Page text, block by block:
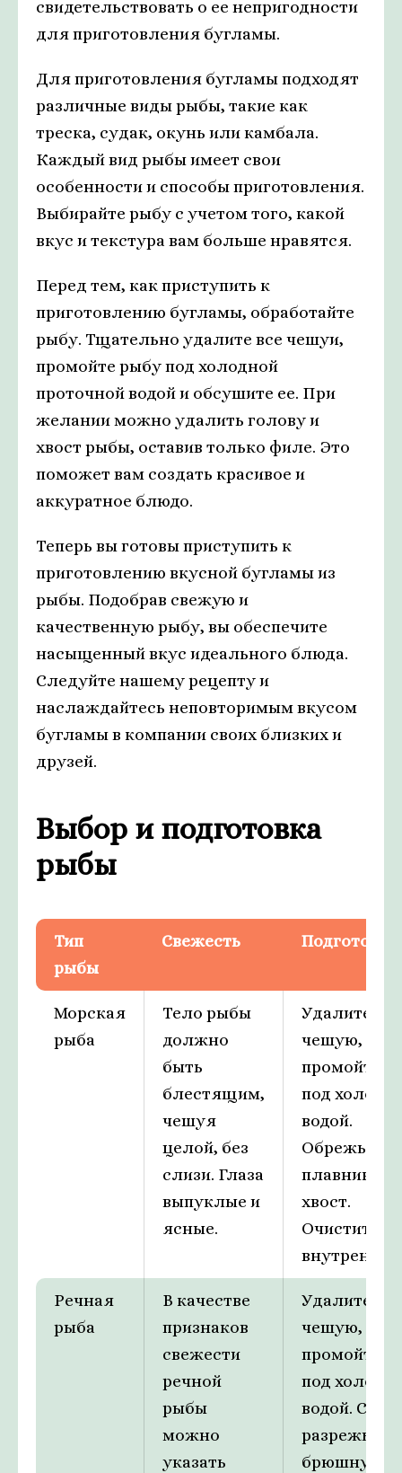
свидетельствовать о ее непригодности
для приготовления бугламы.
Для приготовления бугламы подходят
различные виды рыбы, такие как
треска, судак, окунь или камбала.
Каждый вид рыбы имеет свои
особенности и способы приготовления.
Выбирайте рыбу с учетом того, какой
вкус и текстура вам больше нравятся.
Перед тем, как приступить к
приготовлению бугламы, обработайте
рыбу. Тщательно удалите все чешуи,
промойте рыбу под холодной
проточной водой и обсушите ее. При
желании можно удалить голову и
хвост рыбы, оставив только филе. Это
поможет вам создать красивое и
аккуратное блюдо.
Теперь вы готовы приступить к
приготовлению вкусной бугламы из
рыбы. Подобрав свежую и
качественную рыбу, вы обеспечите
насыщенный вкус идеального блюда.
Следуйте нашему рецепту и
наслаждайтесь неповторимым вкусом
бугламы в компании своих близких и
друзей.
Выбор и подготовка
рыбы
Тип
рыбы
Свежесть Подготовка
Морская
рыба
Тело рыбы
должно
быть
блестящим,
чешуя
целой, без
слизи. Глаза
выпуклые и
ясные.
Удалите
чешую,
промойте
под
водой.
Обрежьте
плавники и
хвост.
Очистите от
Речная
рыба
В качестве
признаков
свежести
речной
рыбы
можно
указать
Удалите
чешую,
промойте
под
водой.
разрежьте
брюшную